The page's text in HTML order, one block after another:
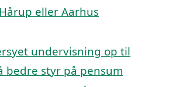
eller Aarhus
undervisning op til
bedre styr på pensum